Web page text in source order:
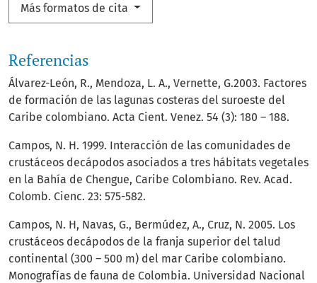
Más formatos de cita
Referencias
Álvarez-León, R., Mendoza, L. A., Vernette, G.2003. Factores
de formación de las lagunas costeras del suroeste del
Caribe colombiano. Acta Cient. Venez. 54 (3): 180 – 188.
Campos, N. H. 1999. Interacción de las comunidades de
crustáceos decápodos asociados a tres hábitats vegetales
en la Bahía de Chengue, Caribe Colombiano. Rev. Acad.
Colomb. Cienc. 23: 575-582.
Campos, N. H, Navas, G., Bermúdez, A., Cruz, N. 2005. Los
crustáceos decápodos de la franja superior del talud
continental (300 – 500 m) del mar Caribe colombiano.
Monografías de fauna de Colombia. Universidad Nacional